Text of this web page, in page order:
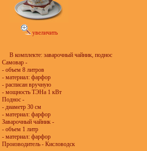
увеличить
В комплекте: заварочный чайник, поднос
Самовар -
- объем 8 литров
- материал: фарфор
- расписан вручную
- мощность ТЭНа 1 кВт
Поднос -
- диаметр 30 см
- материал: фарфор
Заварочный чайник -
- объем 1 литр
- материал: фарфор
Производитель - Кисловодск